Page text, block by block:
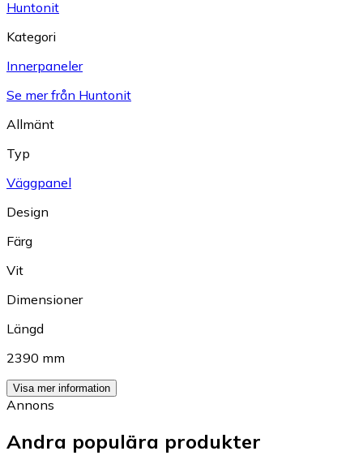
Huntonit
Kategori
Innerpaneler
Se mer från Huntonit
Allmänt
Typ
Väggpanel
Design
Färg
Vit
Dimensioner
Längd
2390 mm
Visa mer information
Annons
Andra populära produkter